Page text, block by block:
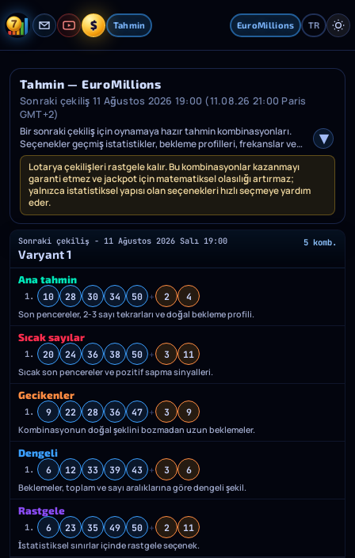
$ Tahmin EuroMillions TR
Tahmin — EuroMillions
Sonraki çekiliş 11 Ağustos 2026 19:00 (11.08.26 21:00 Paris
GMT+2)
Bir sonraki çekiliş için oynamaya hazır tahmin kombinasyonları.
Seçenekler geçmiş istatistikler, bekleme profilleri, frekanslar ve
sapmalarla önceden hazırlanır.
Lotarya çekilişleri rastgele kalır. Bu kombinasyonlar kazanmayı
garanti etmez ve jackpot için matematiksel olasılığı artırmaz;
yalnızca istatistiksel yapısı olan seçenekleri hızlı seçmeye yardım
eder.
Sonraki çekiliş - 11 Ağustos 2026 Salı 19:00
Varyant 1
5 komb.
Ana tahmin
1. 10 28 30 34 50 + 2 4
Son pencereler, 2-3 sayı tekrarları ve doğal bekleme profili.
Sıcak sayılar
1. 20 24 36 38 50 + 3 11
Sıcak son pencereler ve pozitif sapma sinyalleri.
Gecikenler
1. 9 22 28 36 47 + 3 9
Kombinasyonun doğal şeklini bozmadan uzun beklemeler.
Dengeli
1. 6 12 33 39 43 + 3 6
Beklemeler, toplam ve sayı aralıklarına göre dengeli şekil.
Rastgele
1. 6 23 35 49 50 + 2 11
İstatistiksel sınırlar içinde rastgele seçenek.